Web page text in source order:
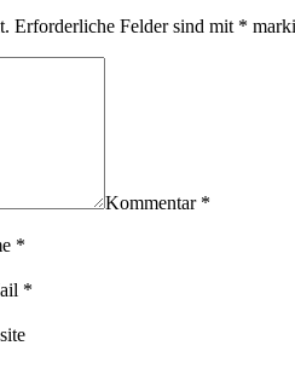
Erforderliche Felder sind mit *
Kommentar *
*
*